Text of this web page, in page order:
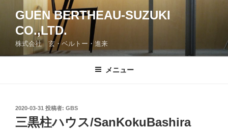
ツ
GUEN BERTHEAU-SUZUKI
CO.,LTD.
株式会社 玄・ベルトー・進来
メニュー
投
稿
日:
2020-03-31 投稿者: GBS
三黒柱ハウス/SanKokuBashira